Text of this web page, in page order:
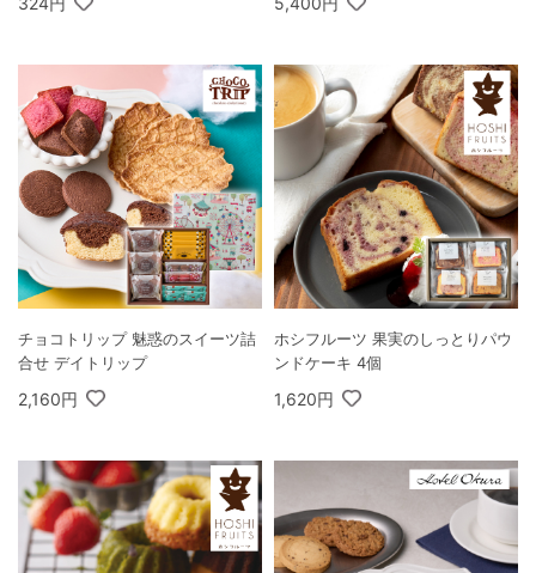
チョコトリップ 魅惑のスイーツ詰
合せ デイトリップ
2,160円
ホシフルーツ 果実のしっとりパウ
ンドケーキ 4個
1,620円